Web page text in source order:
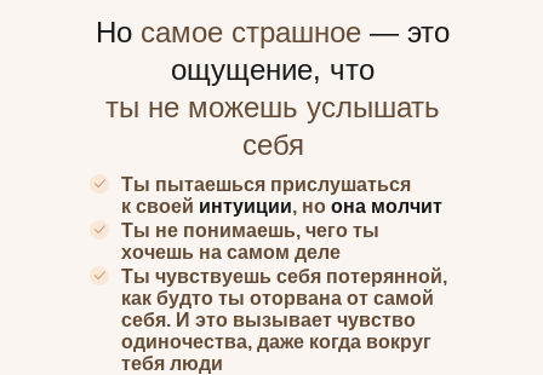
Но самое страшное — это
ощущение, что
ты не можешь услышать
себя
Ты пытаешься прислушаться
к своей интуиции, но она молчит
Ты не понимаешь, чего ты
хочешь на самом деле
Ты чувствуешь себя потерянной,
как будто ты оторвана от самой
себя. И это вызывает чувство
одиночества, даже когда вокруг
тебя люди